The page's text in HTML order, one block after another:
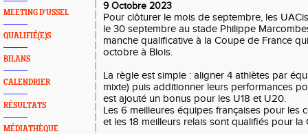
MEETING D'USSEL
QUALIFIÉ(E)S
BILANS
CALENDRIER
RÉSULTATS
MÉDIATHÈQUE
9 Octobre 2023
Pour clôturer le mois de septembre, les
le 30 septembre au stade Philippe
manche qualificative à la Coupe de France
octobre à Blois.
La règle est simple : aligner 4 athlètes par
mixte) puis additionner leurs performances
est ajouté un bonus pour les U18 et U20.
Les 6 meilleures équipes françaises pour les
et les 18 meilleurs relais sont qualifiés pour la